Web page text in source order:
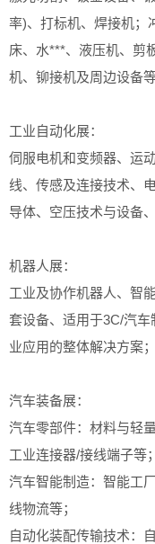
率)、打标机、焊接机；
床、水***、液压机、剪
机、铆接机及周边设备等
工业自动化展：
伺服电机和变频器、运
线、传感及连接技术、
导体、空压技术与设备
机器人展：
工业及协作机器人、智
套设备、适用于3C/汽
业应用的整体解决方案；
汽车装备展：
汽车零部件：材料与轻
工业连接器/接线端子等；
汽车智能制造：智能工
线物流等；
自动化装配传输技术：